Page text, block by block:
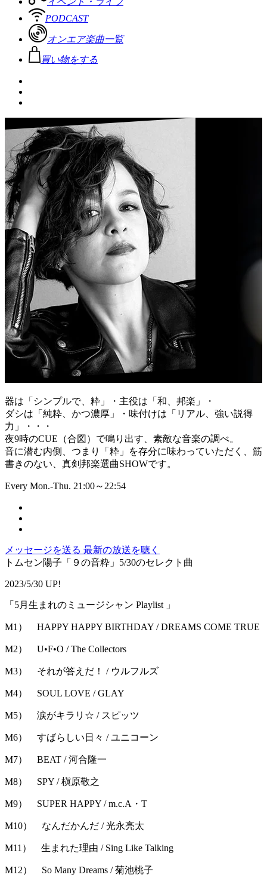
PODCAST
オンエア楽曲一覧
買い物をする
器は「シンプルで、粋」・主役は「和、邦楽」・
ダシは「純粋、かつ濃厚」・味付けは「リアル、強い説得
力」・・・
夜9時のCUE（合図）で鳴り出す、素敵な音楽の調べ。
音に潜む内側、つまり「粋」を存分に味わっていただく、筋
書きのない、真剣邦楽選曲SHOWです。
Every Mon.-Thu. 21:00～22:54
メッセージを送る 最新の放送を聴く
トムセン陽子「９の音粋」5/30のセレクト曲
2023/5/30 UP!
「5月生まれのミュージシャン Playlist 」
M1） HAPPY HAPPY BIRTHDAY / DREAMS COME TRUE
M2） U•F•O / The Collectors
M3） それが答えだ！ / ウルフルズ
M4） SOUL LOVE / GLAY
M5） 涙がキラリ☆ / スピッツ
M6） すばらしい日々 / ユニコーン
M7） BEAT / 河合隆一
M8） SPY / 槇原敬之
M9） SUPER HAPPY / m.c.A・T
M10） なんだかんだ / 光永亮太
M11） 生まれた理由 / Sing Like Talking
M12） So Many Dreams / 菊池桃子